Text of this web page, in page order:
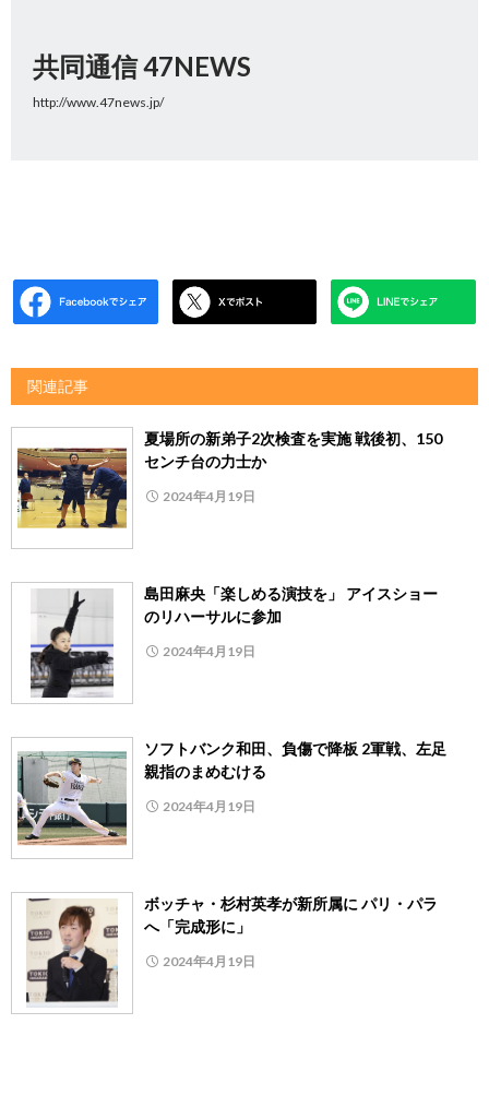
共同通信 47NEWS
http://www.47news.jp/
関連記事
夏場所の新弟子2次検査を実施 戦後初、150
センチ台の力士か
2024年4月19日
島田麻央「楽しめる演技を」 アイスショー
のリハーサルに参加
2024年4月19日
ソフトバンク和田、負傷で降板 2軍戦、左足
親指のまめむける
2024年4月19日
ボッチャ・杉村英孝が新所属に パリ・パラ
へ「完成形に」
2024年4月19日